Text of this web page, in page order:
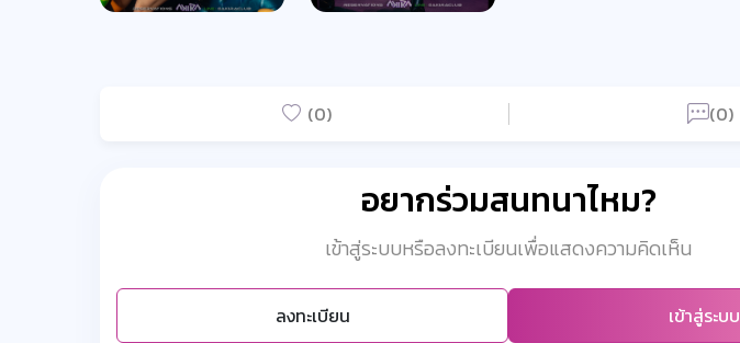
(0) (0)
อยากร่วมสนทนาไหม?
เข้าสู่ระบบหรือลงทะเบียนเพื่อแสดงความคิดเห็น
ลงทะเบียน เข้าสู่ระบบ